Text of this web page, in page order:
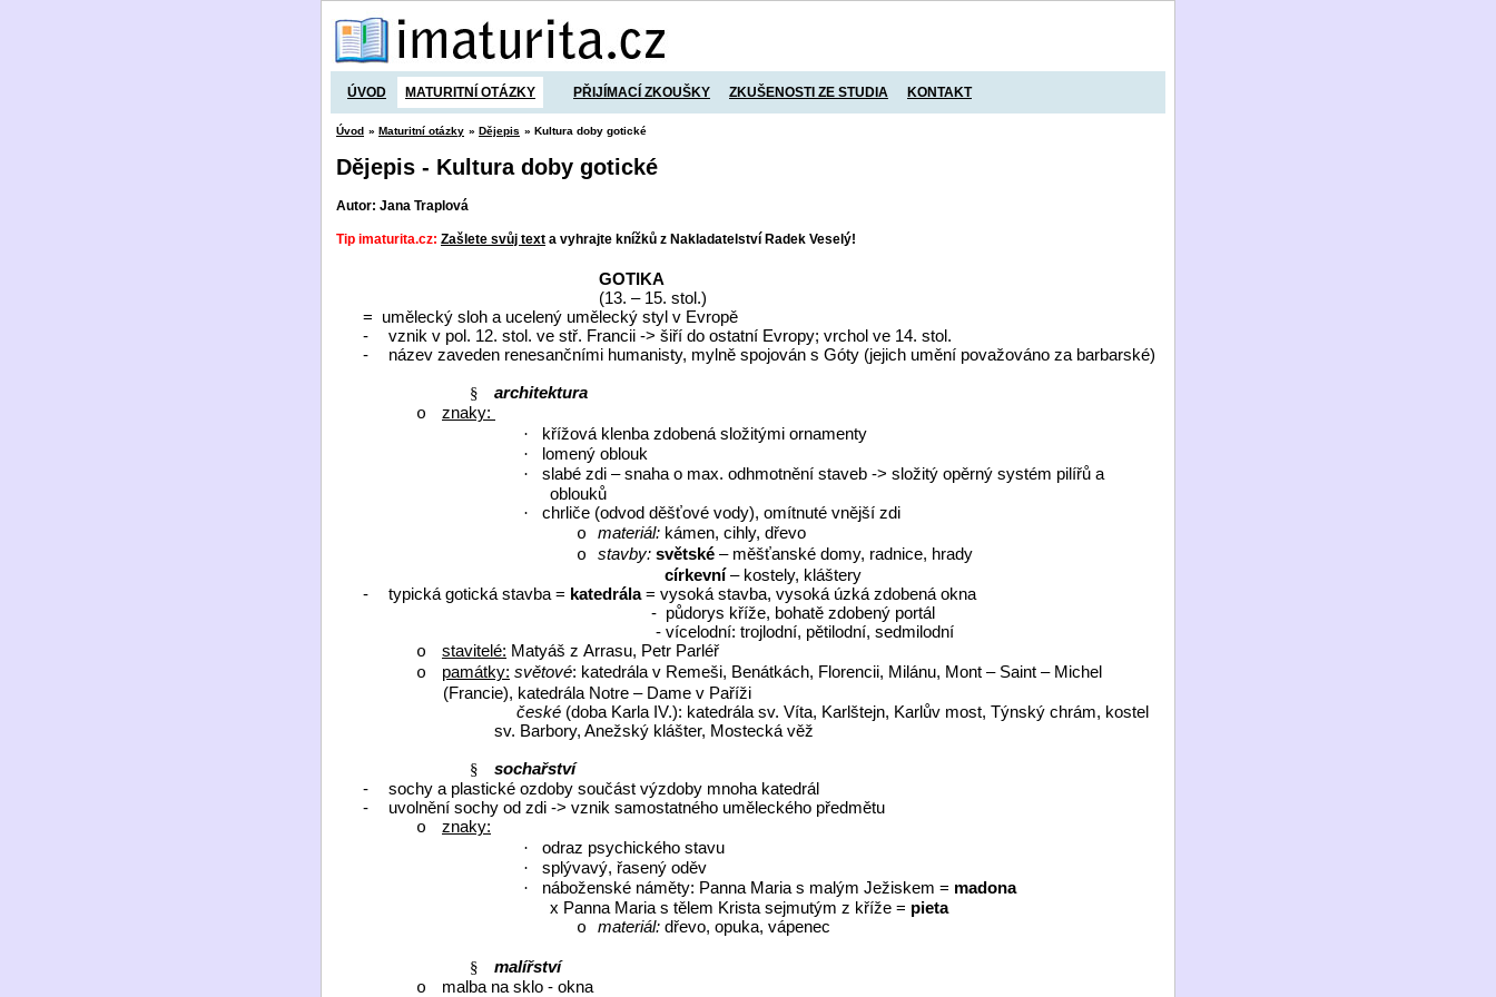
ÚVOD MATURITNÍ OTÁZKY PŘIJÍMACÍ ZKOUŠKY ZKUŠENOSTI ZE STUDIA KONTAKT
Úvod » Maturitní otázky » Dějepis » Kultura doby gotické
Dějepis - Kultura doby gotické
Autor: Jana Traplová
Tip imaturita.cz: Zašlete svůj text a vyhrajte knížků z Nakladatelství Radek Veselý!
GOTIKA
(13. – 15. stol.)
= umělecký sloh a ucelený umělecký styl v Evropě
-
vznik v pol. 12. stol. ve stř. Francii -> šiří do ostatní Evropy; vrchol ve 14. stol.
-
název zaveden renesančními humanisty, mylně spojován s Góty (jejich umění považováno za barbarské)
§
architektura
o
znaky:
· křížová klenba zdobená složitými ornamenty
· lomený oblouk
·
slabé zdi – snaha o max. odhmotnění staveb -> složitý opěrný systém pilířů a
oblouků
·
chrliče (odvod děšťové vody), omítnuté vnější zdi
o
materiál: kámen, cihly, dřevo
o
stavby: světské – měšťanské domy, radnice, hrady
církevní– kostely, kláštery
-
typická gotická stavba = katedrála= vysoká stavba, vysoká úzká zdobená okna
- půdorys kříže, bohatě zdobený portál
- vícelodní: trojlodní, pětilodní, sedmilodní
o
stavitelé: Matyáš z Arrasu, Petr Parléř
o
památky: světové: katedrála v Remeši, Benátkách, Florencii, Milánu, Mont – Saint – Michel
(Francie), katedrála Notre – Dame v Paříži
české(doba Karla IV.): katedrála sv. Víta, Karlštejn, Karlův most, Týnský chrám, kostel
sv. Barbory, Anežský klášter, Mostecká věž
§
sochařství
-
sochy a plastické ozdoby součást výzdoby mnoha katedrál
-
uvolnění sochy od zdi -> vznik samostatného uměleckého předmětu
o
znaky:
· odraz psychického stavu
· splývavý, řasený oděv
· náboženské náměty: Panna Maria s malým Ježiskem = madona
x Panna Maria s tělem Krista sejmutým z kříže = pieta
o
materiál: dřevo, opuka, vápenec
§
malířství
o
malba na sklo - okna